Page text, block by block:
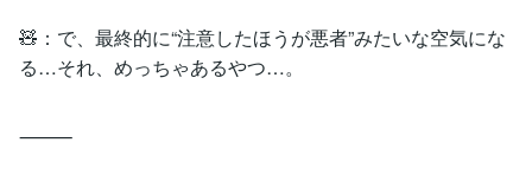
🧸：で、最終的に“注意したほうが悪者”みたいな空気にな
る…それ、めっちゃあるやつ…。
⸻